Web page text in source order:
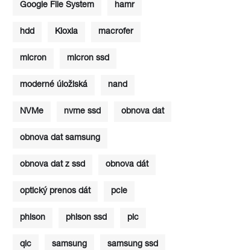
Google File System hamr
hdd Kioxia macrofer
micron micron ssd
moderné úložiská nand
NVMe nvme ssd obnova dat
obnova dat samsung
obnova dat z ssd obnova dát
optický prenos dát pcie
phison phison ssd plc
qlc samsung samsung ssd